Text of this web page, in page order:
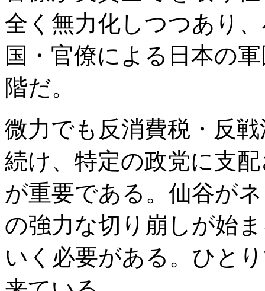
全く無力化しつつあり
国・官僚による日本の
階だ。
微力でも反消費税・反
続け、特定の政党に支
が重要である。仙谷が
の強力な切り崩しが始
いく必要がある。ひと